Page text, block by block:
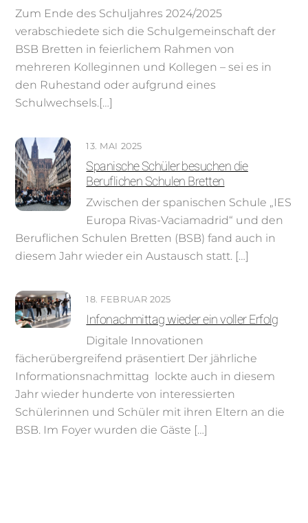
Zum Ende des Schuljahres 2024/2025
verabschiedete sich die Schulgemeinschaft der
BSB Bretten in feierlichem Rahmen von
mehreren Kolleginnen und Kollegen – sei es in
den Ruhestand oder aufgrund eines
Schulwechsels.[…]
13. MAI 2025
Spanische Schüler besuchen die
Beruflichen Schulen Bretten
Zwischen der spanischen Schule „IES
Europa Rivas-Vaciamadrid“ und den
Beruflichen Schulen Bretten (BSB) fand auch in
diesem Jahr wieder ein Austausch statt. […]
18. FEBRUAR 2025
Infonachmittag wieder ein voller Erfolg
Digitale Innovationen
fächerübergreifend präsentiert Der jährliche
Informationsnachmittag lockte auch in diesem
Jahr wieder hunderte von interessierten
Schülerinnen und Schüler mit ihren Eltern an die
BSB. Im Foyer wurden die Gäste […]